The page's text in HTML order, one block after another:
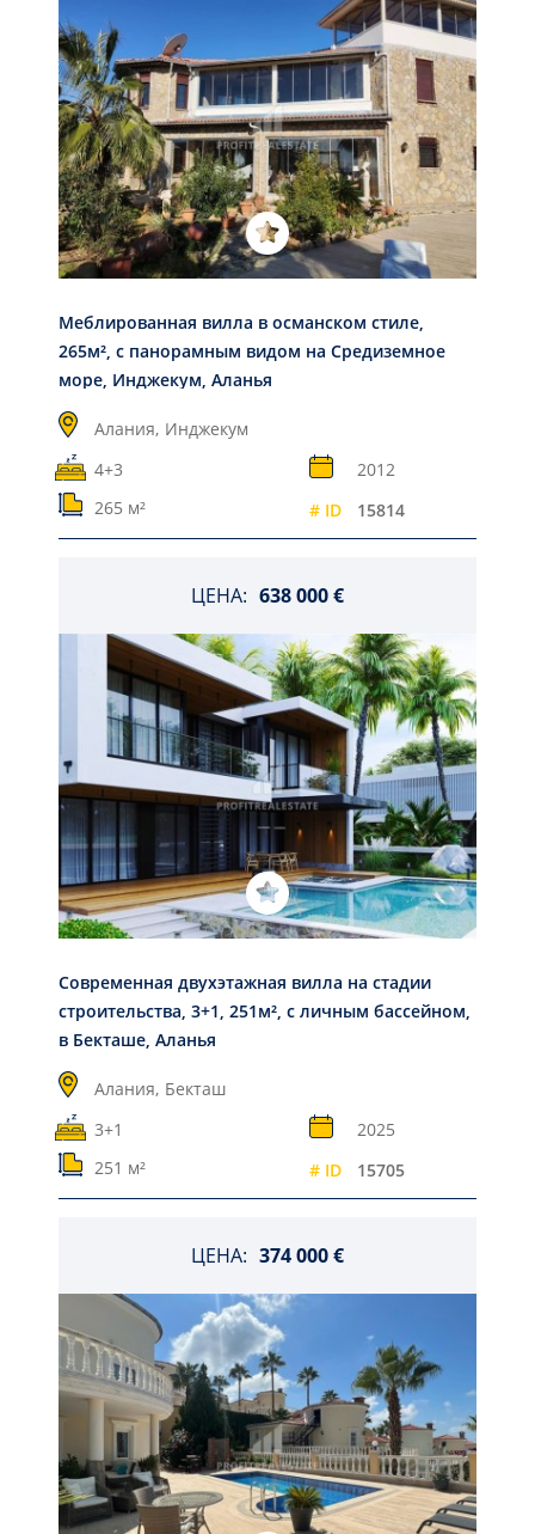
Меблированная вилла в османском стиле,
265м², с панорамным видом на Средиземное
море, Инджекум, Аланья
Алания, Инджекум
4+3
2012
265 м²
# ID 15814
ЦЕНА: 638 000 €
Современная двухэтажная вилла на стадии
строительства, 3+1, 251м², с личным бассейном,
в Бекташе, Аланья
Алания, Бекташ
3+1
2025
251 м²
# ID 15705
ЦЕНА: 374 000 €